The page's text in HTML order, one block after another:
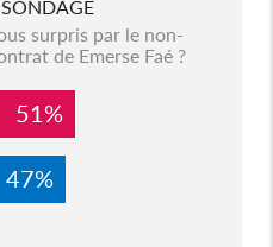
surpris par le non-
de Emerse Faé ?
51%
47%